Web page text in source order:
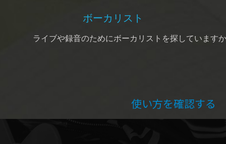
ボーカリスト
ライブや録音のためにボーカリストを探しています
使い方を確認する